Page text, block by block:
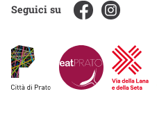
Seguici su